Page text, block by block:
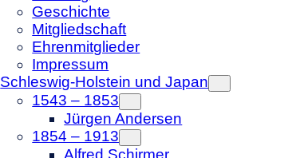
Geschichte
Mitgliedschaft
Ehrenmitglieder
Impressum
Schleswig-Holstein und Japan
1543 – 1853
Jürgen Andersen
1854 – 1913
Alfred Schirmer